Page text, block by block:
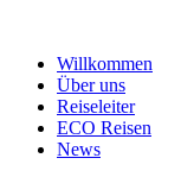
Willkommen
Über uns
Reiseleiter
ECO Reisen
News